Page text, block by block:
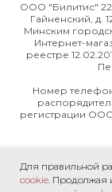
Для правильной
cookie. Продолжая
ООО "Билитис"
Гайненский, д.
Минским
Интернет-
реестре
Номер
регистрации
Суббота: